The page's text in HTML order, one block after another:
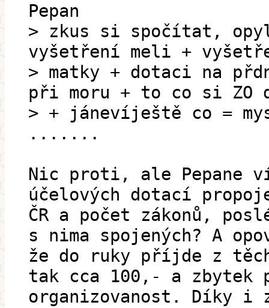
Pepan
> zkus si spočítat,
vyšetření meli +
> matky + dotaci na
při moru + to co si ZO
> + jánevíještě co =
.......
Nic proti, ale Pepane
účelových dotací
ČR a počet zákonů,
s nima spojených? A
že do ruky příjde z
tak cca 100,- a zbytek
organizovanost. Díky i